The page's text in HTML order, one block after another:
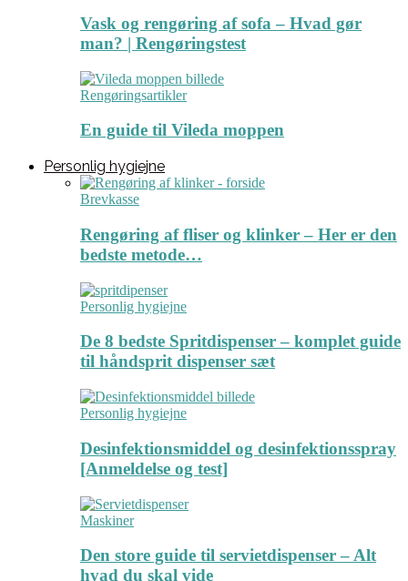
Vask og rengøring af sofa – Hvad gør
man? | Rengøringstest
Rengøringsartikler
En guide til Vileda moppen
Personlig hygiejne
Brevkasse
Rengøring af fliser og klinker – Her er den
bedste metode…
Personlig hygiejne
De 8 bedste Spritdispenser – komplet guide
til håndsprit dispenser sæt
Personlig hygiejne
Desinfektionsmiddel og desinfektionsspray
[Anmeldelse og test]
Maskiner
Den store guide til servietdispenser – Alt
hvad du skal vide